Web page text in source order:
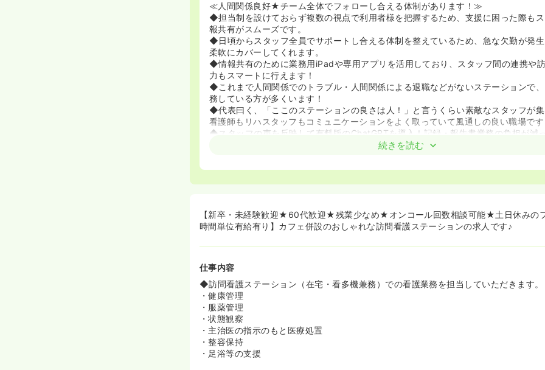
≪人間関係良好★チーム全体でフォローし合える体制があります！≫
◆担当制を設けておらず複数の視点で利用者様を把握するため、支援に困った際も
報共有がスムーズです。
◆日頃からスタッフ全員でサポートし合える体制を整えているため、急な欠勤が発
柔軟にカバーしてくれます。
◆情報共有のために業務用iPadや専用アプリを活用しており、スタッフ間の連携や
力もスマートに行えます！
◆これまで人間関係でのトラブル・人間関係による退職などがないステーションで
務している方が多くいます！
◆代表曰く、「ここのステーションの良さは人！」と言うくらい素敵なスタッフが集
看護師もリハスタッフもコミュニケーションをよく取っていて風通しの良い職場です
◆スタッフの声を反映して有料版のChatGPTを導入！記録・報告書業務の負担が減
≪訪問看護が未経験の方でも安心のサポート体制です！≫
れている法人です。
◆看護師とリハビリスタッフがチームとなって在宅支援を行うため、1人で悩まずに
◆代表はセミナーの講師も務めていて、教育フォローが得意です！新卒や訪問看護
≪快適に業務に取り組める設備・環境が魅力です！≫
◆カフェが併設されたおしゃれなオフィスが職場となっており、毎日気持ちよく出勤
ます。
◆業務用のiPadや携帯電話、制服が一人ひとりに貸与されるため、訪問先での記録入
ーズに行えます。
◆訪問看護では緊急性のないオンコールは原則お断りをしていて、利用者様への事前
います！看護師さんの負担軽減に繋がっています。
続きを読む
【新卒・未経験歓迎★60代歓迎★残業少なめ★オンコール回数相談可能★土日休みの
時間単位有給有り】カフェ併設のおしゃれな訪問看護ステーションの求人です♪
仕事内容
◆訪問看護ステーション（在宅・看多機兼務）での看護業務を担当していただきます。
・健康管理
・服薬管理
・状態観察
・主治医の指示のもと医療処置
・整容保持
・足浴等の支援